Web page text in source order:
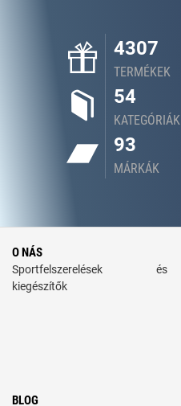
4307
TERMÉKEK
54
KATEGÓRIÁK
93
MÁRKÁK
O NÁS
Sportfelszerelések és
kiegészítők
BLOG